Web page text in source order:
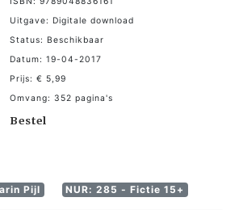
Uitgave: Digitale download
Status: Beschikbaar
Datum: 19-04-2017
Prijs: € 5,99
Omvang: 352 pagina's
Bestel
Pijl NUR: 285 - Fictie 15+